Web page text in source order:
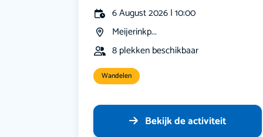
6 August 2026 | 10:00
Meijerinkp...
8 plekken beschikbaar
Wandelen
Bekijk de activiteit